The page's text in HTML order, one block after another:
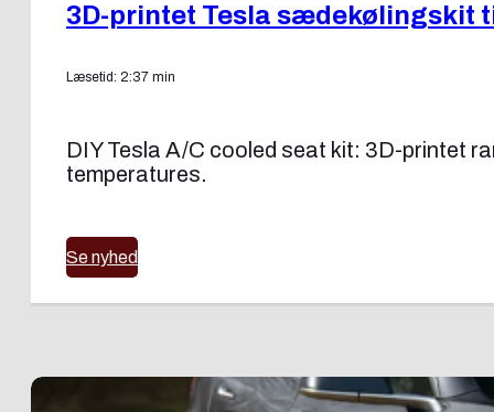
3D-printet Tesla sædekølingskit
Læsetid: 2:37 min
DIY Tesla A/C cooled seat kit: 3D-printet
temperatures.
Se nyhed